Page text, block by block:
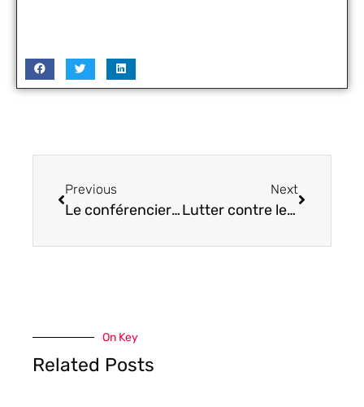
Previous
Le conférencier sportif : l’allié performance de votre entreprise !
Next
Lutter contre le vol à l’étalage avec le portique de sécurité
On Key
Related Posts